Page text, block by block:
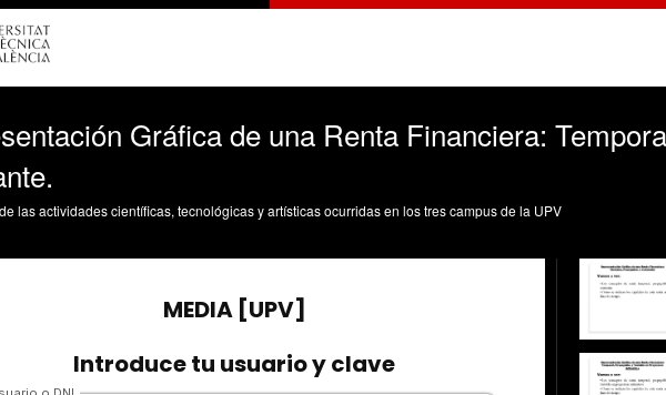
Gráfica de una Renta Financiera:
las actividades científicas, tecnológicas y artísticas ocurridas en los tres campus de la UPV